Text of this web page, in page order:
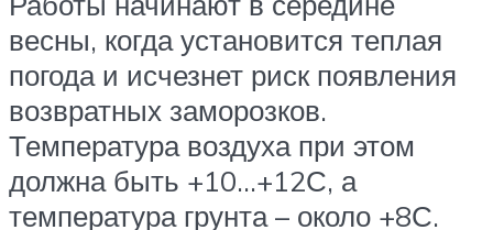
весны, когда установится теплая
погода и исчезнет риск появления
возвратных заморозков.
Температура воздуха при этом
должна быть +10…+12С, а
температура грунта – около +8С.